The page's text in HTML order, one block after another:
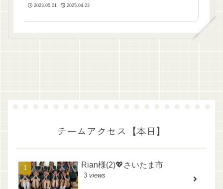
2023.05.01 2025.04.23
チームアクセス【本日】
Rian様(2)💖さいたま市
3 views